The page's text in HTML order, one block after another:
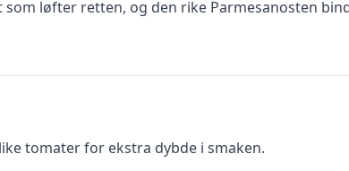
løfter retten, og den rike Parmesanosten
tomater for ekstra dybde i smaken.